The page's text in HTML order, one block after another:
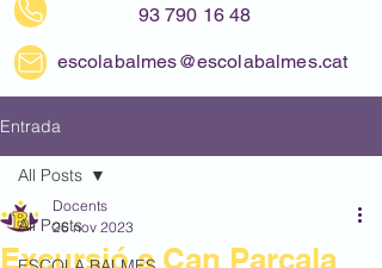
93 790 16 48
escolabalmes@escolabalmes.cat
Entrada
All Posts
All Posts
Excursió a Can Parcala
Docents
26 nov 2023